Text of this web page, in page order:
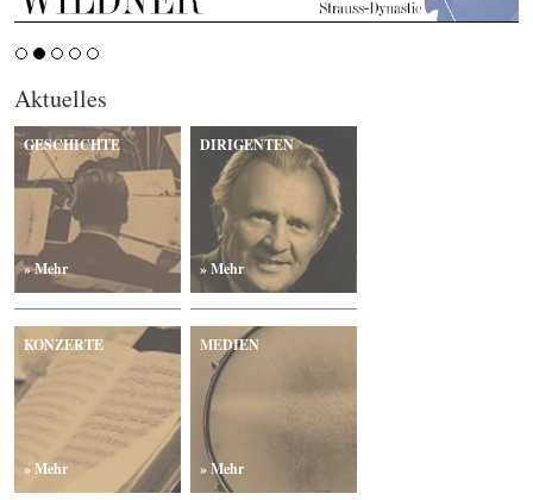
Aktuelles
GESCHICHTE
» Mehr
DIRIGENTEN
» Mehr
KONZERTE
» Mehr
MEDIEN
» Mehr